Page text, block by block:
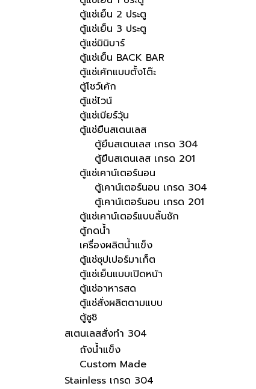
ตู้แช่เย็น 2 ประตู
ตู้แช่เย็น 3 ประตู
ตู้แช่มินิบาร์
ตู้แช่เย็น BACK BAR
ตู้แช่เค้กแบบตั้งโต๊ะ
ตู้โชว์เค้ก
ตู้แช่ไวน์
ตู้แช่เบียร์วุ้น
ตู้แช่ยืนสเตนเลส
ตู้ยืนสเตนเลส เกรด 304
ตู้ยืนสเตนเลส เกรด 201
ตู้แช่เคาน์เตอร์นอน
ตู้เคาน์เตอร์นอน เกรด 304
ตู้เคาน์เตอร์นอน เกรด 201
ตู้แช่เคาน์เตอร์แบบลิ้นชัก
ตู้กดน้ำ
เครื่องผลิตน้ำแข็ง
ตู้แช่ซุปเปอร์มาเก็ต
ตู้แช่เย็นแบบเปิดหน้า
ตู้แช่อาหารสด
ตู้แช่สั่งผลิตตามแบบ
ตู้ซูชิ
สเตนเลสสั่งทำ 304
ถังน้ำแข็ง
Custom Made
Stainless เกรด 304